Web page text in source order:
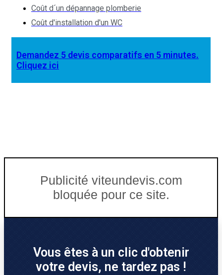
Coût d´un dépannage plomberie
Coût d'installation d'un WC
Demandez 5 devis comparatifs en 5 minutes.
Cliquez ici
Publicité viteundevis.com
bloquée pour ce site.
Vous êtes à un clic d'obtenir
votre devis, ne tardez pas !